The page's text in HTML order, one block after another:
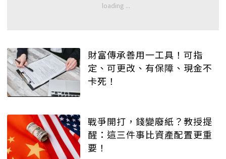
財富傳承善用一工具！可指
定、可更改、有保障、現金不
卡死！
戰爭開打，錢變廢紙？教授提
醒：這三件事比資產配置更重
要！